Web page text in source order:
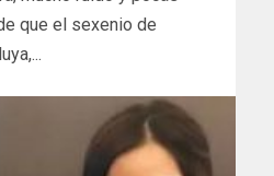
que el sexenio de